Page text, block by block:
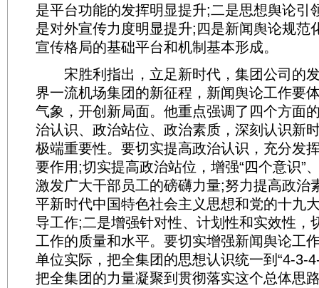
是平台功能的发挥明显提升;二是思想舆论引
是对外宣传力度明显提升;四是新闻舆论规范
宣传格局的基础平台和机制基本形成。
宋胜利指出，立足新时代，集团公司的
界一流机场集团的新征程，新闻舆论工作要
气象，开创新局面。他重点强调了四个方面
治认识、政治站位、政治素质，深刻认识新
极端重要性。要切实提高政治认识，充分发
要作用;切实提高政治站位，增强“四个意识”
激发广大干部员工的磅礴力量;努力提高政治
平新时代中国特色社会主义思想和党的十九
导工作;二是增强针对性、计划性和实效性，
工作的质量和水平。要切实增强新闻舆论工
单位实际，把全集团的思想认识统一到“4-3-
把全集团的力量凝聚到贯彻落实这个总体思